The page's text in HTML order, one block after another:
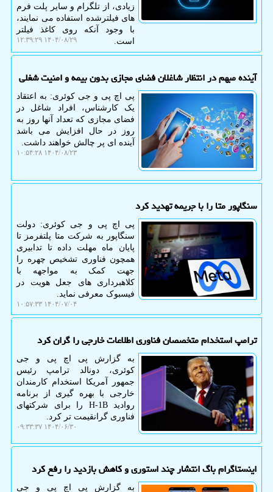
زیادی، از تلگرام و سایر پلت فرم
های فیلترشده استفاده می نمایند،
با وجود آنکه روی کاغذ فیلتر
است.
۱۴۰۴/۰۸/۲۹ ۱۲:۳۹:۲۹
آینده مبهم در انتظار شاغلان فضای مجازی بدون بیمه و امنیت شغلی
پی اچ پی و جی کوئری: به اعتقاد
یک کارشناس، افراد شاغل در
فضای مجازی که تعداد آنها روز به
روز در حال افزایش می باشد
آینده ای پر چالش خواهند داشت.
۱۴۰۴/۰۸/۲۳ ۱۰:۵۴:۲۸
سنگاپور متا را با جریمه تهدید کرد
پی اچ پی و جی کوئری: دولت
سنگاپور به شرکت متا پلتفرمز تا
پایان ماه مهلت داده تا تدابیری
همچون فناوری تشخیص چهره را
جهت کمک به مواجهه با
کلاهبرداری های جعل هویت در
فیسبوک معرفی نماید.
۱۴۰۴/۰۷/۰۴ ۱۰:۵۷:۳۳
ترامپ استخدام متخصصان فناوری اطلاعات خارجی را گران کرد
به گزارش پی اچ پی و جی
کوئری، دونالد ترامپ رئیس
جمهور آمریکا استخدام کارمندان
خارجی با بهره گیری از برنامه
روادید H-1B را برای شرکتهای
فناوری گرانقیمت تر کرد.
۱۴۰۴/۰۶/۳۰ ۰۹:۳۳:۳۷
اینستاگرام باگ انتشار چند استوری و کاهش بازدید را رفع کرد
به گزارش پی اچ پی و جی